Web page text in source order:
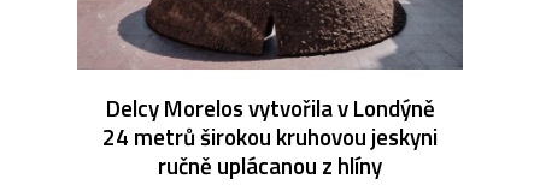
Delcy Morelos vytvořila v Londýně
24 metrů širokou kruhovou jeskyni
ručně uplácanou z hlíny